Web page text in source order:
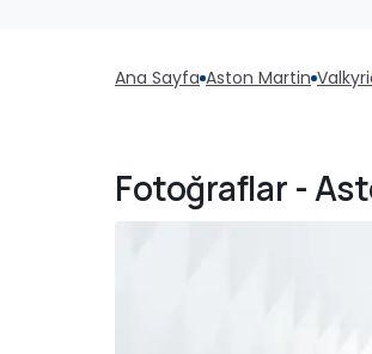
Ana Sayfa Aston Martin
Fotoğraflar -